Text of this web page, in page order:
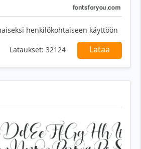
henkilökohtaiseen käyttöön
Lataukset: 32124 Lataa